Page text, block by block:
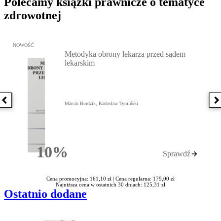
zdrowotnej
Poprzednia książka
Przejdź do: Metodyka obrony lekarza przed sądem lekarskim,
NOWOŚĆ
10%Rabatu
Metodyka obrony lekarza przed sądem
lekarskim
Marcin Burdzik, Radosław Tymiński
Sprawdź
Cena promocyjna: 161,10 zł | Cena regularna: 179,00 zł
Najniższa cena w ostatnich 30 dniach: 125,31 zł
Ostatnio dodane